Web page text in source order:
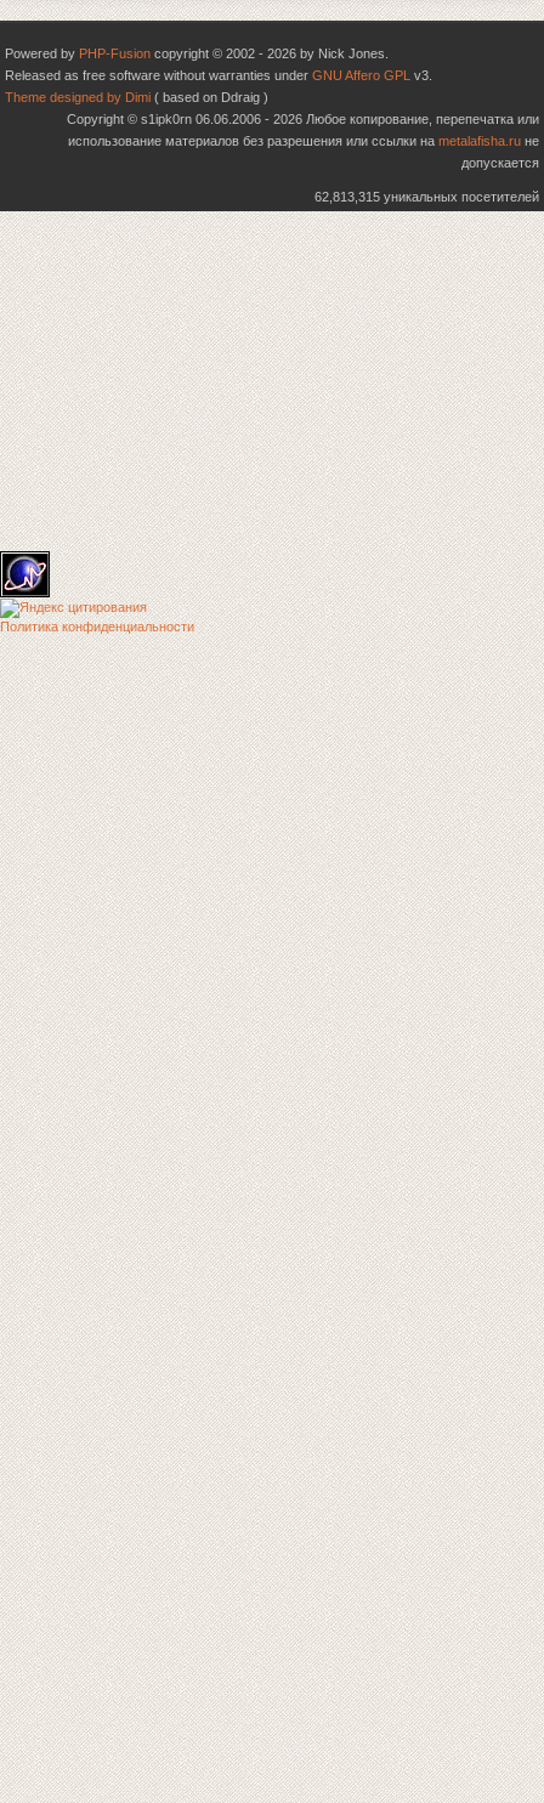
Powered by PHP-Fusion copyright © 2002 - 2026 by Nick Jones.
Released as free software without warranties under GNU Affero GPL v3.
Theme designed by Dimi ( based on Ddraig )
Copyright © s1ipk0rn 06.06.2006 - 2026 Любое копирование, перепечатка или
использование материалов без разрешения или ссылки на metalafisha.ru не
допускается
62,813,315 уникальных посетителей
Политика конфиденциальности